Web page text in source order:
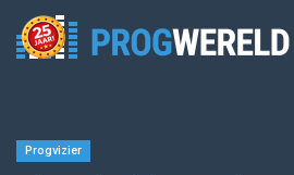
Progvizier